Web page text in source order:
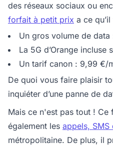
des réseaux sociaux ou
forfait à petit prix a ce
Un gros volume de
La 5G d’Orange incluse
Un tarif canon : 9,99 €/
De quoi vous faire plaisir
inquiéter d’une panne de
Mais ce n'est pas tout !
également les appels, SMS
métropolitaine. De plus, il